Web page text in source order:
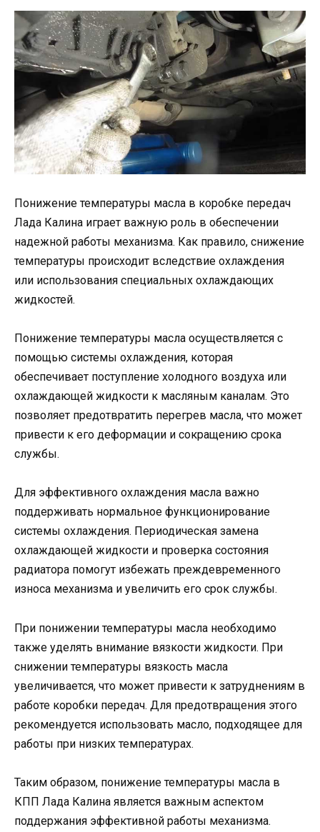
Понижение температуры масла в коробке передач
Лада Калина играет важную роль в обеспечении
надежной работы механизма. Как правило, снижение
температуры происходит вследствие охлаждения
или использования специальных охлаждающих
жидкостей.
Понижение температуры масла осуществляется с
помощью системы охлаждения, которая
обеспечивает поступление холодного воздуха или
охлаждающей жидкости к масляным каналам. Это
позволяет предотвратить перегрев масла, что может
привести к его деформации и сокращению срока
службы.
Для эффективного охлаждения масла важно
поддерживать нормальное функционирование
системы охлаждения. Периодическая замена
охлаждающей жидкости и проверка состояния
радиатора помогут избежать преждевременного
износа механизма и увеличить его срок службы.
При понижении температуры масла необходимо
также уделять внимание вязкости жидкости. При
снижении температуры вязкость масла
увеличивается, что может привести к затруднениям в
работе коробки передач. Для предотвращения этого
рекомендуется использовать масло, подходящее для
работы при низких температурах.
Таким образом, понижение температуры масла в
КПП Лада Калина является важным аспектом
поддержания эффективной работы механизма.